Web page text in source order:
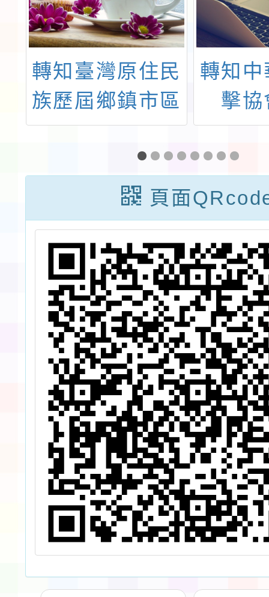
轉知臺灣原住民
族歷屆鄉鎮市區
長策進會與花蓮
縣體育會共同主
辦「2024年第
一屆楊傳廣盃全
民田徑聯賽」
轉知
擊協
「113
全國
錦標
年中
頁面